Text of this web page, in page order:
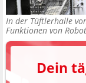
In der Tüftlerhalle
Funktionen von
Dein